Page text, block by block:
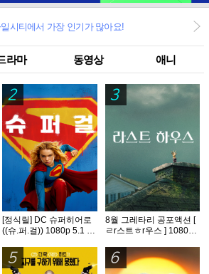
시티에서 가장 인기가 많아요!
라마 동영상 애니
2
[정식릴] DC 슈퍼히어로
((슈.퍼.걸)) 1080p 5.1 공
3
8월 그레타리 공포액션 [
ㄹr스트ㅎr우스 ] 1080p
5 6